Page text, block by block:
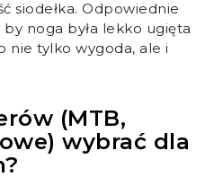
siodełka. Odpowiednie
noga była lekko ugięta
nie tylko wygoda, ale i
(MTB,
wybrać dla